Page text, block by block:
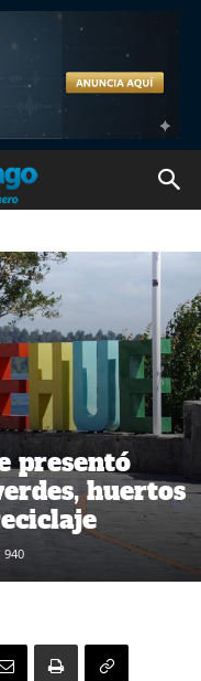
presentó
huertos
940